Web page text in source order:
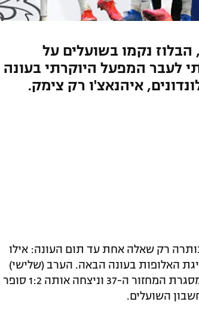
הבלוז נקמו בשועלים על
לעבר המפעל היוקרתי בעונה
איהנאצ'ו רק צימק.
רק שאלה אחת עד תום העונה: אילו
האלופות בעונה הבאה. הערב (שלישי)
התמונה התבהרה מעט, כשצ'לסי אירחה את לסטר במסגרת המחזור ה-37 וניצחה אותה 1:2 סופר
השועלים.